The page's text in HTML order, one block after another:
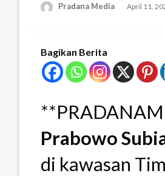
Pradana Media April 11,
Bagikan Berita
Prabowo
di kawasan